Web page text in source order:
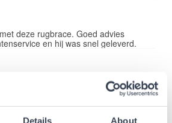
Details About
deze rugbrace. Goed advies
en hij was snel geleverd.
rugbrace.